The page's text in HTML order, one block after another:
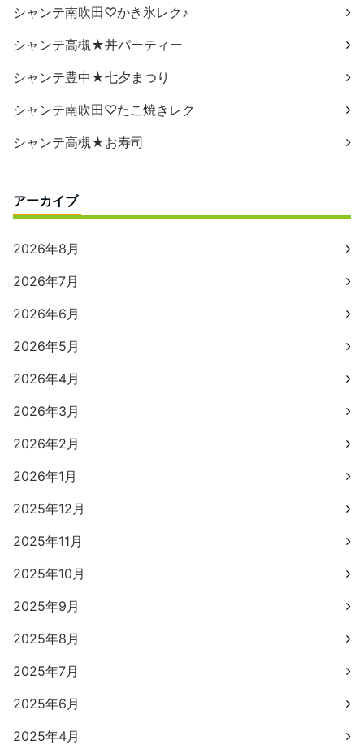
シャンテ南吹田♡かき氷レク♪
シャンテ高槻★丼パーティー
シャンテ豊中★七夕まつり
シャンテ南吹田♡たこ焼きレク
シャンテ高槻★お寿司
アーカイブ
2026年8月
2026年7月
2026年6月
2026年5月
2026年4月
2026年3月
2026年2月
2026年1月
2025年12月
2025年11月
2025年10月
2025年9月
2025年8月
2025年7月
2025年6月
2025年4月